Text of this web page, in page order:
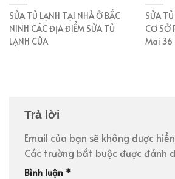
SỬA TỦ LẠNH TẠI NHÀ Ở BẮC
NINH CÁC ĐỊA ĐIỂM SỬA TỦ
LẠNH CỦA
SỬA
CƠ SỞ
Mai 36
Trả lời
Email của bạn sẽ không được
Các trường bắt buộc được đánh
Bình luận *